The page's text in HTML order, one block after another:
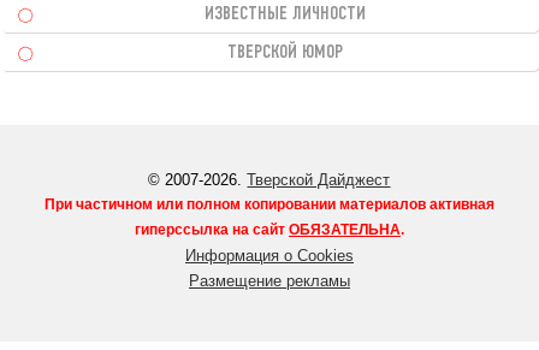
ИЗВЕСТНЫЕ ЛИЧНОСТИ
ТВЕРСКОЙ ЮМОР
© 2007-2026.Тверской Дайджест
При частичном или полном копировании материалов активная
гиперссылка на сайт ОБЯЗАТЕЛЬНА.
Информация о Cookies
Размещение рекламы